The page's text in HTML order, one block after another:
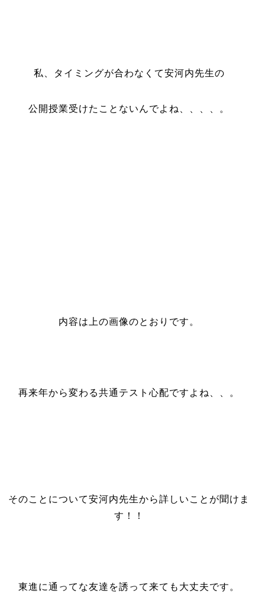
私、タイミングが合わなくて安河内先生の
公開授業受けたことないんでよね、、、、。
内容は上の画像のとおりです。
再来年から変わる共通テスト心配ですよね、、。
そのことについて安河内先生から詳しいことが聞けま
す！！
東進に通ってな友達を誘って来ても大丈夫です。